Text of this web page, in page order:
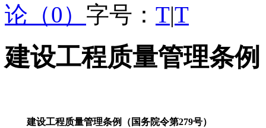
论（0） 字号： T|T
建设工程质量管理条
建设工程质量管理条例（国务院令第279号）